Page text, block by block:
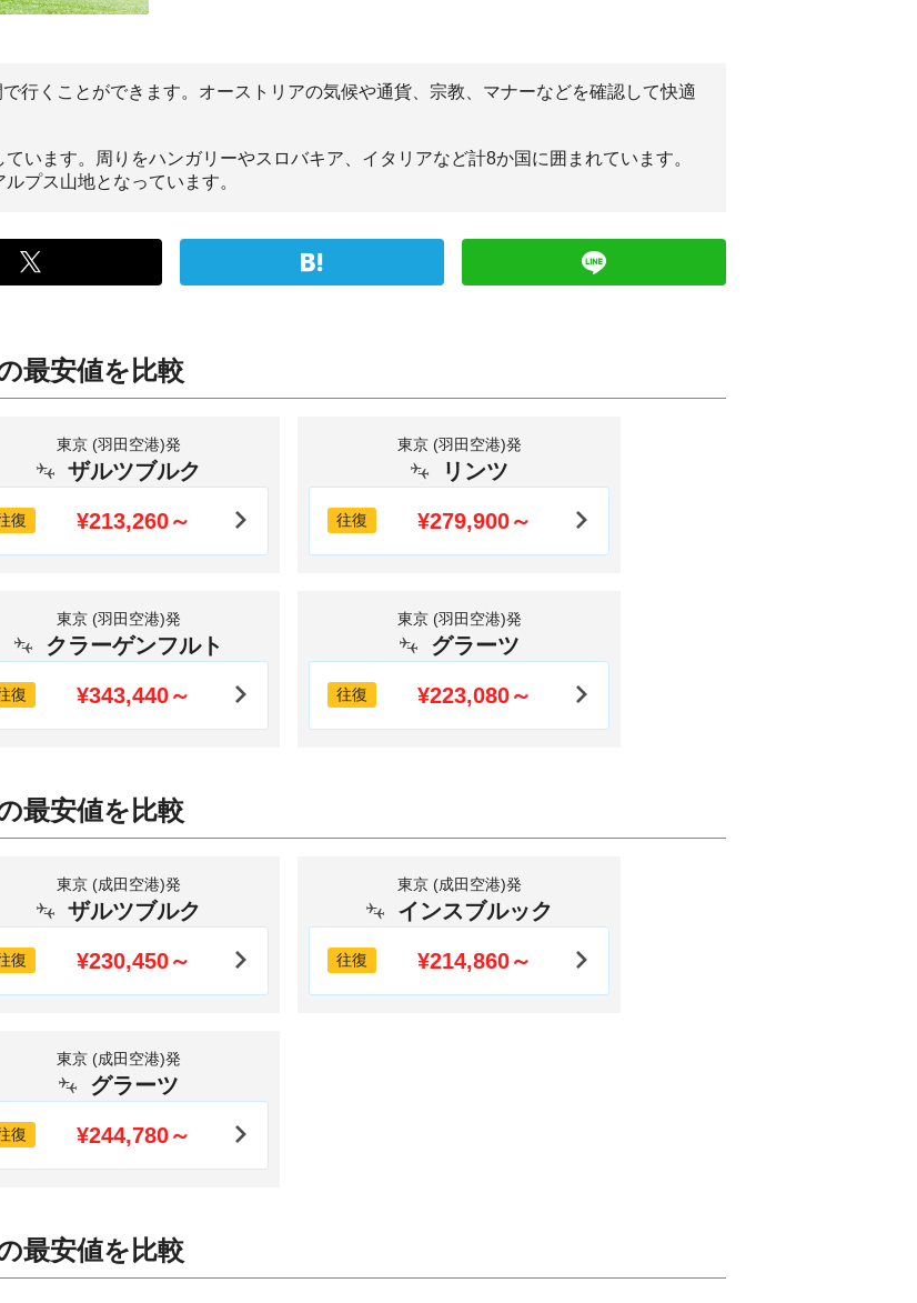
行くことができます。オーストリアの気候や通貨、宗教、マナーなどを確認して快適
います。周りをハンガリーやスロバキア、イタリアなど計8か国に囲まれています。
プス山地となっています。
最安値を比較
東京 (羽田空港)発
ザルツブルク
復 ¥213,260～
東京 (羽田空港)発
リンツ
往復 ¥279,900～
東京 (羽田空港)発
クラーゲンフルト
復 ¥343,440～
東京 (羽田空港)発
グラーツ
往復 ¥223,080～
最安値を比較
東京 (成田空港)発
ザルツブルク
復 ¥230,450～
東京 (成田空港)発
インスブルック
往復 ¥214,860～
東京 (成田空港)発
グラーツ
復 ¥244,780～
最安値を比較